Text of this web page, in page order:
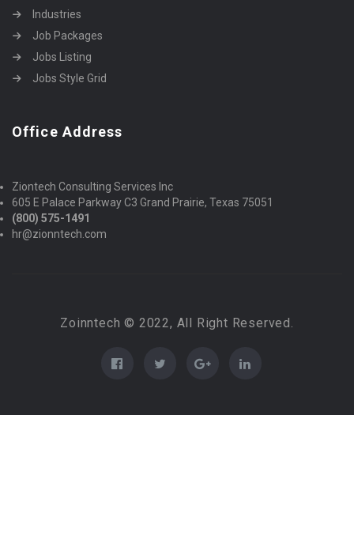
Industries
Job Packages
Jobs Listing
Jobs Style Grid
Office Address
Ziontech Consulting Services Inc
605 E Palace Parkway C3 Grand Prairie, Texas 75051
(800) 575-1491
hr@zionntech.com
Zoinntech © 2022, All Right Reserved.